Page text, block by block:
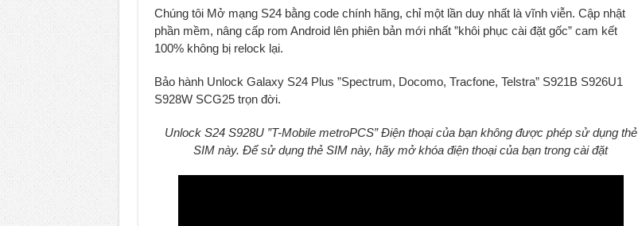
Chúng tôi Mở mạng S24 bằng code chính hãng, chỉ một lần duy nhất là vĩnh viễn. Cập nhật
phần mềm, nâng cấp rom Android lên phiên bản mới nhất ”khôi phục cài đặt gốc” cam kết
100% không bị relock lại.
Bảo hành Unlock Galaxy S24 Plus ”Spectrum, Docomo, Tracfone, Telstra” S921B S926U1
S928W SCG25 trọn đời.
Unlock S24 S928U ”T-Mobile metroPCS” Điện thoại của bạn không được phép sử dụng thẻ
SIM này. Để sử dụng thẻ SIM này, hãy mở khóa điện thoại của bạn trong cài đặt